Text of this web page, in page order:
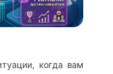
когда вам